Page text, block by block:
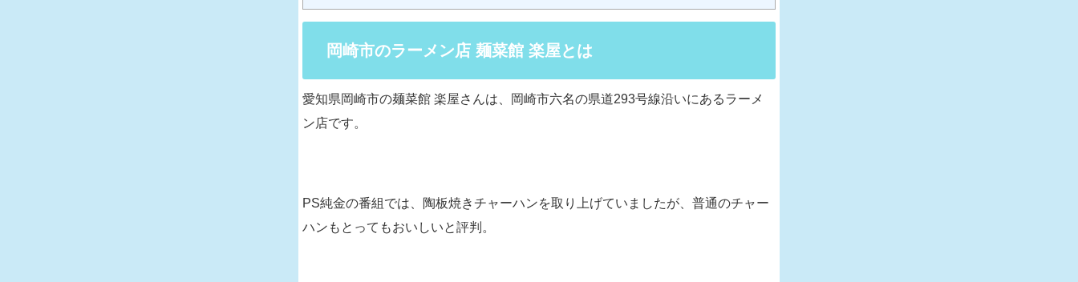
岡崎市のラーメン店 麺菜館 楽屋とは
愛知県岡崎市の麺菜館 楽屋さんは、岡崎市六名の県道293号線沿いにあるラーメ
ン店です。
PS純金の番組では、陶板焼きチャーハンを取り上げていましたが、普通のチャー
ハンもとってもおいしいと評判。